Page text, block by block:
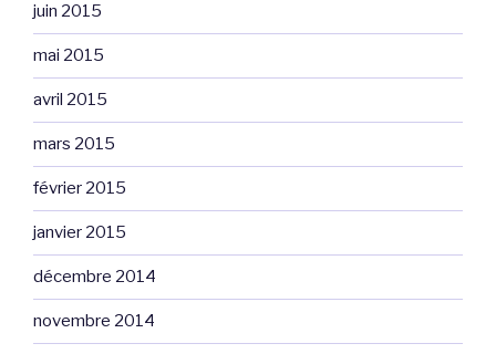
juin 2015
mai 2015
avril 2015
mars 2015
février 2015
janvier 2015
décembre 2014
novembre 2014